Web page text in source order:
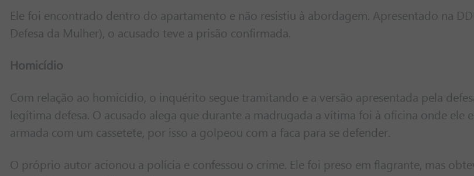
Ele foi encontrado dentro do apartamento e não resistiu à abordagem. Apresentado na
Defesa da Mulher), o acusado teve a prisão confirmada.
Homicídio
Com relação ao homicídio, o inquérito segue tramitando e a versão apresentada pela
legítima defesa. O acusado alega que durante a madrugada a vítima foi à oficina onde ele
armada com um cassetete, por isso a golpeou com a faca para se defender.
O próprio autor acionou a polícia e confessou o crime. Ele foi preso em flagrante, mas